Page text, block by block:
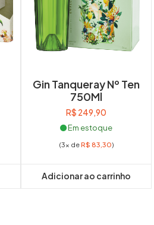
Gin Tanqueray Nº Ten
750Ml
R$ 249,90
Em estoque
(3x deR$ 83,30)
Adicionar ao carrinho